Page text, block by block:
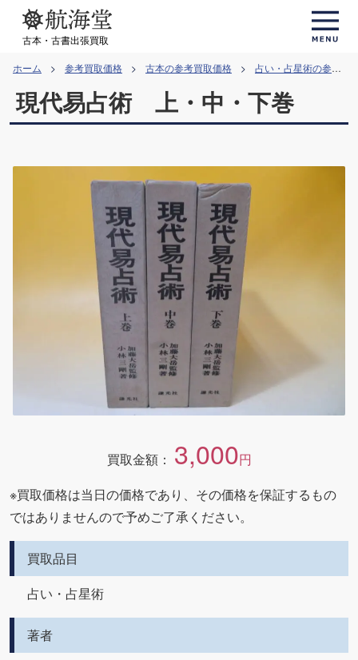
へ
古本・古書出張買取
ホーム 参考買取価格 古本の参考買取価格 占い・占星術の参考買取価格
現代易占術 上・中・下巻
買取金額： 3,000円
※買取価格は当日の価格であり、その価格を保証するもの
ではありませんので予めご了承ください。
買取品目
占い・占星術
著者